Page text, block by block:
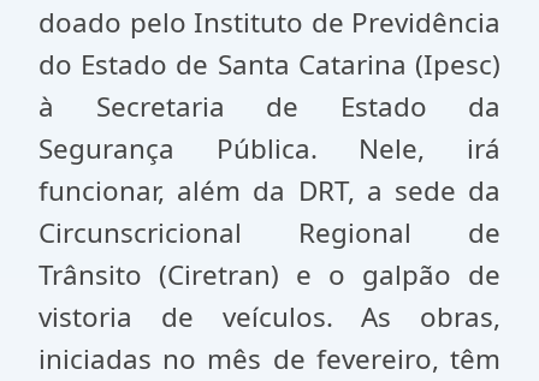
doado pelo Instituto de Previdência
do Estado de Santa Catarina (Ipesc)
à Secretaria de Estado da
Segurança Pública. Nele, irá
funcionar, além da DRT, a sede da
Circunscricional Regional de
Trânsito (Ciretran) e o galpão de
vistoria de veículos. As obras,
iniciadas no mês de fevereiro, têm